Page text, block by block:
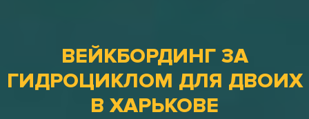
ВЕЙКБОРДИНГ ЗА
ГИДРОЦИКЛОМ ДЛЯ ДВОИХ
В ХАРЬКОВЕ